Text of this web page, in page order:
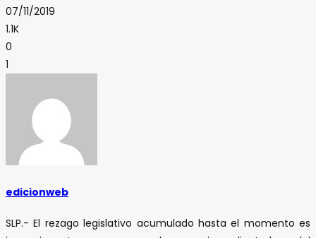
07/11/2019
1.1K
0
1
edicionweb
SLP.- El rezago legislativo acumulado hasta el momento es